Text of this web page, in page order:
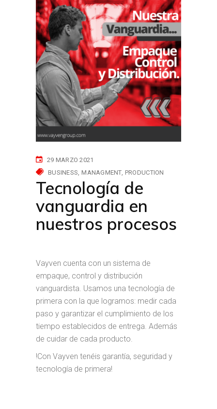
29 MARZO 2021
BUSINESS MANAGMENT PRODUCTION
Tecnología de
vanguardia en
nuestros procesos
Vayven cuenta con un sistema de
empaque, control y distribución
vanguardista. Usamos una tecnología de
primera con la que logramos: medir cada
paso y garantizar el cumplimiento de los
tiempo establecidos de entrega. Además
de cuidar de cada producto.
!Con Vayven tenéis garantía, seguridad y
tecnología de primera!